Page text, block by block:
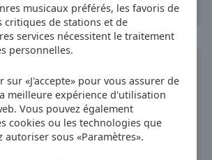
musicaux préférés, les favoris de
critiques de stations et de
services nécessitent le traitement
personnelles.
sur «J'accepte» pour vous assurer de
meilleure expérience d'utilisation
Vous pouvez également
cookies ou les technologies que
autoriser sous «Paramètres».
intelligent et d'écouter vos
préférées en ligne où que vous
soyez!